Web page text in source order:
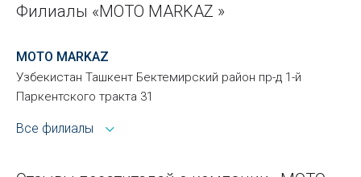
Филиалы «MOTO MARKAZ »
MOTO MARKAZ
Узбекистан Ташкент Бектемирский район пр-д 1-й
Паркентского тракта 31
Все филиалы